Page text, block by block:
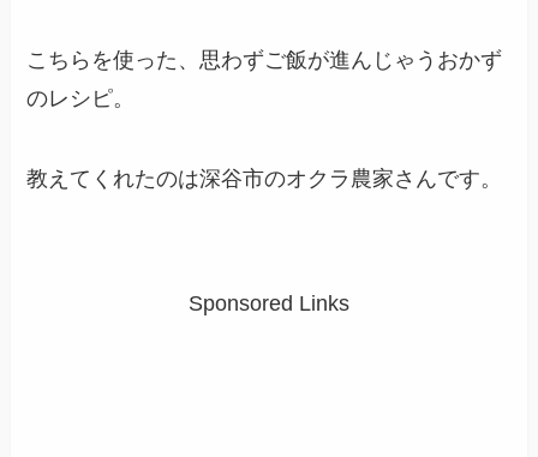
こちらを使った、思わずご飯が進んじゃうおかず
のレシピ。
教えてくれたのは深谷市のオクラ農家さんです。
Sponsored Links